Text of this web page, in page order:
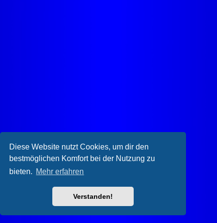
Diese Website nutzt Cookies, um dir den
bestmöglichen Komfort bei der Nutzung zu
bieten. Mehr erfahren
Verstanden!